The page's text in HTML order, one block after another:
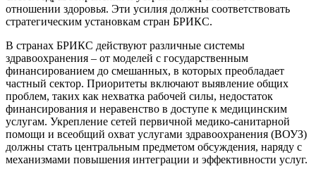
отношении здоровья. Эти усилия должны соответствовать
стратегическим установкам стран БРИКС.
В странах БРИКС действуют различные системы
здравоохранения – от моделей с государственным
финансированием до смешанных, в которых преобладает
частный сектор. Приоритеты включают выявление общих
проблем, таких как нехватка рабочей силы, недостаток
финансирования и неравенство в доступе к медицинским
услугам. Укрепление сетей первичной медико-санитарной
помощи и всеобщий охват услугами здравоохранения (ВОУЗ)
должны стать центральным предметом обсуждения, наряду с
механизмами повышения интеграции и эффективности услуг.